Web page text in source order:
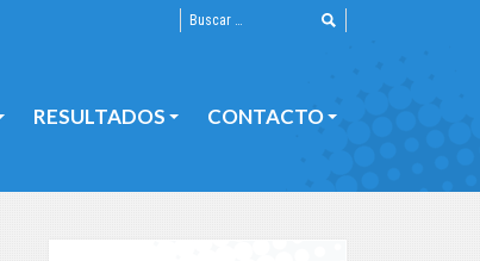
RESULTADOS CONTACTO